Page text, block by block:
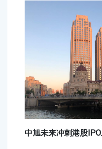
中旭未来冲刺港股